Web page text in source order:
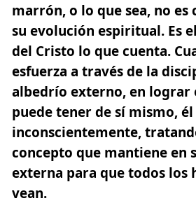
marrón, o lo que sea, no es
su evolución espiritual. Es
del Cristo lo que cuenta.
esfuerza a través de la
albedrío externo, en lograr
puede tener de sí mismo,
inconscientemente,
concepto que mantiene en
externa para que todos los
vean.